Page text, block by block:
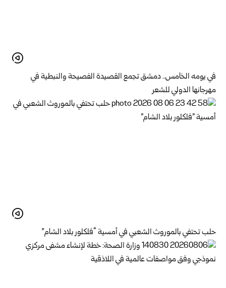
في يومه الخامس.. دمشق تجمع القصيدة الفصيحة والنبطية في
مهرجانها الدولي للشعر
حلب تحتفي بالموروث الشعبي في أمسية “فلكلور بلاد الشام”